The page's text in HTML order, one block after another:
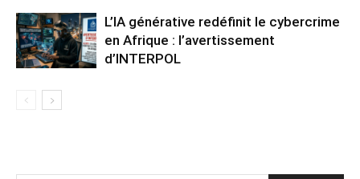
L’IA générative redéfinit le cybercrime
en Afrique : l’avertissement
d’INTERPOL